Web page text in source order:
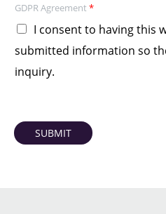
GDPR Agreement *
I consent to having this
submitted information so
inquiry.
SUBMIT